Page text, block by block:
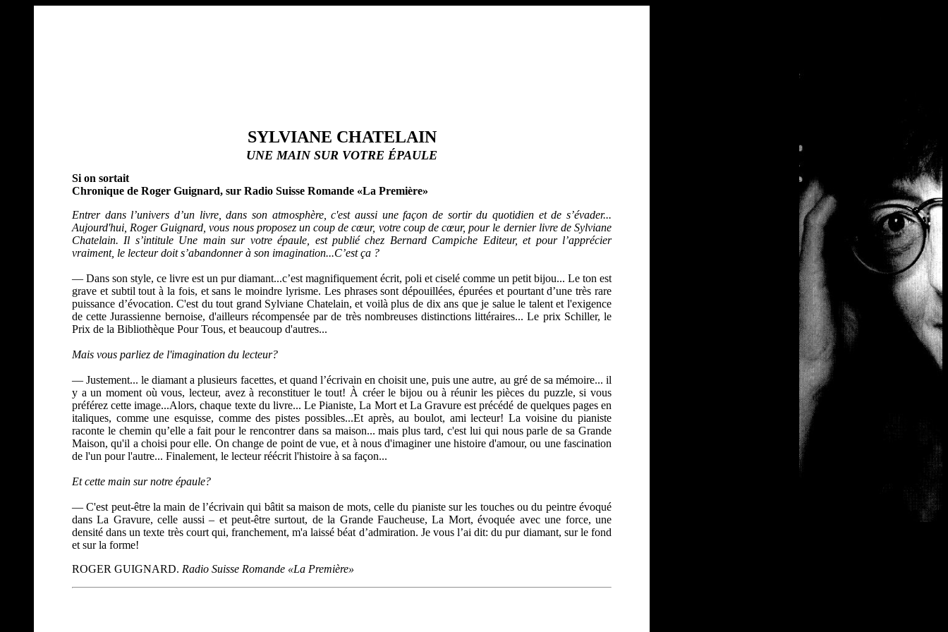
SYLVIANE CHATELAIN
UNE MAIN SUR VOTRE ÉPAULE
Si on sortait
Chronique de Roger Guignard, sur Radio Suisse Romande «La Première»
Entrer dans l’univers d’un livre, dans son atmosphère, c'est aussi une façon de sortir du quotidien et de s’évader...
Aujourd'hui, Roger Guignard, vous nous proposez un coup de cœur, votre coup de cœur, pour le dernier livre de Sylviane
Chatelain. Il s’intitule Une main sur votre épaule, est publié chez Bernard Campiche Editeur, et pour l’apprécier
vraiment, le lecteur doit s’abandonner à son imagination...C’est ça ?
— Dans son style, ce livre est un pur diamant...c’est magnifiquement écrit, poli et ciselé comme un petit bijou... Le ton est
grave et subtil tout à la fois, et sans le moindre lyrisme. Les phrases sont dépouillées, épurées et pourtant d’une très rare
puissance d’évocation. C'est du tout grand Sylviane Chatelain, et voilà plus de dix ans que je salue le talent et l'exigence
de cette Jurassienne bernoise, d'ailleurs récompensée par de très nombreuses distinctions littéraires... Le prix Schiller, le
Prix de la Bibliothèque Pour Tous, et beaucoup d'autres...
Mais vous parliez de l'imagination du lecteur?
— Justement... le diamant a plusieurs facettes, et quand l’écrivain en choisit une, puis une autre, au gré de sa mémoire... il
y a un moment où vous, lecteur, avez à reconstituer le tout! À créer le bijou ou à réunir les pièces du puzzle, si vous
préférez cette image...Alors, chaque texte du livre... Le Pianiste, La Mort et La Gravure est précédé de quelques pages en
italiques, comme une esquisse, comme des pistes possibles...Et après, au boulot, ami lecteur! La voisine du pianiste
raconte le chemin qu’elle a fait pour le rencontrer dans sa maison... mais plus tard, c'est lui qui nous parle de sa Grande
Maison, qu'il a choisi pour elle. On change de point de vue, et à nous d'imaginer une histoire d'amour, ou une fascination
de l'un pour l'autre... Finalement, le lecteur réécrit l'histoire à sa façon...
Et cette main sur notre épaule?
— C'est peut-être la main de l’écrivain qui bâtit sa maison de mots, celle du pianiste sur les touches ou du peintre évoqué
dans La Gravure, celle aussi – et peut-être surtout, de la Grande Faucheuse, La Mort, évoquée avec une force, une
densité dans un texte très court qui, franchement, m'a laissé béat d’admiration. Je vous l’ai dit: du pur diamant, sur le fond
et sur la forme!
ROGER GUIGNARD. Radio Suisse Romande «La Première»